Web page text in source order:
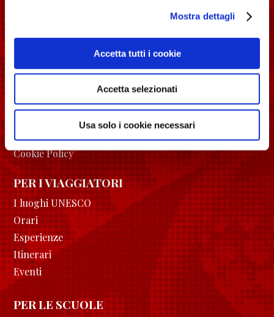
Mostra dettagli
Accetta tutti i cookie
Accetta selezionati
Usa solo i cookie necessari
Cookie Policy
PER I VIAGGIATORI
I luoghi UNESCO
Orari
Esperienze
Itinerari
Eventi
PER LE SCUOLE